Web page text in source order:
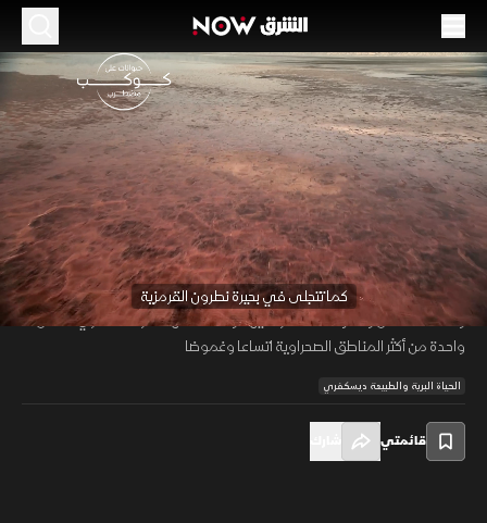
‫كما تتجلى في بحيرة نطرون القرمزية‬ 00:11/49:58
الحلقة 3
بوابات الجحيم
49:58 بيئة ومناخ
حيوانات على كوكب مضطرب
تتصدر صحراء ناميب قائمة أقدم الصحارى في العالم، إذ تمتد عبر مساحات
شاسعة من الرمال والصخور في بيئة شديدة القسوة تكاد تخلو من الأمطار
والحياة النباتية. ويطلق عليها اسم "بوابات الجحيم" بسبب طبيعتها القاحلة
ومشاهد التحلل والموت المنتشرة فيها، وتمتد خلفها صحراء كالاهاري لتشكل
واحدة من أكثر المناطق الصحراوية اتساعا وغموضا
الحياة البرية والطبيعة ديسكفري
قائمتي